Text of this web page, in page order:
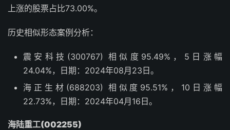
上涨的股票占比73.00%。
历史相似形态案例分析：
震安科技(300767) 相似度95.49%，5日涨幅
24.04%，日期：2024年08月23日。
海正生材(688203) 相似度95.51%，10日涨幅
22.73%，日期：2024年04月16日。
海陆重工(002255)